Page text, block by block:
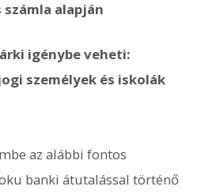
alapján
igénybe veheti:
személyek és iskolák
az alábbi fontos
banki átutalással történő